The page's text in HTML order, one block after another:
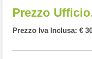
Prezzo
Prezzo Iva Inclusa: €